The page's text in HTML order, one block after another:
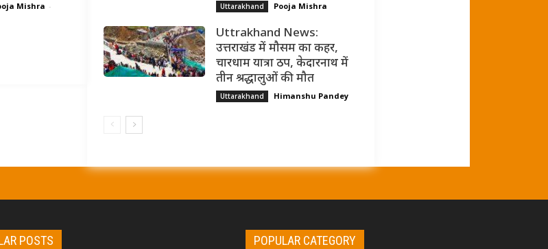
Mishra -
Uttarakhand Pooja Mishra
Uttrakhand News:
उत्तराखंड में मौसम का कहर,
चारधाम यात्रा ठप, केदारनाथ में
तीन श्रद्धालुओं की मौत
Uttarakhand Himanshu Pandey
POSTS POPULAR CATEGORY